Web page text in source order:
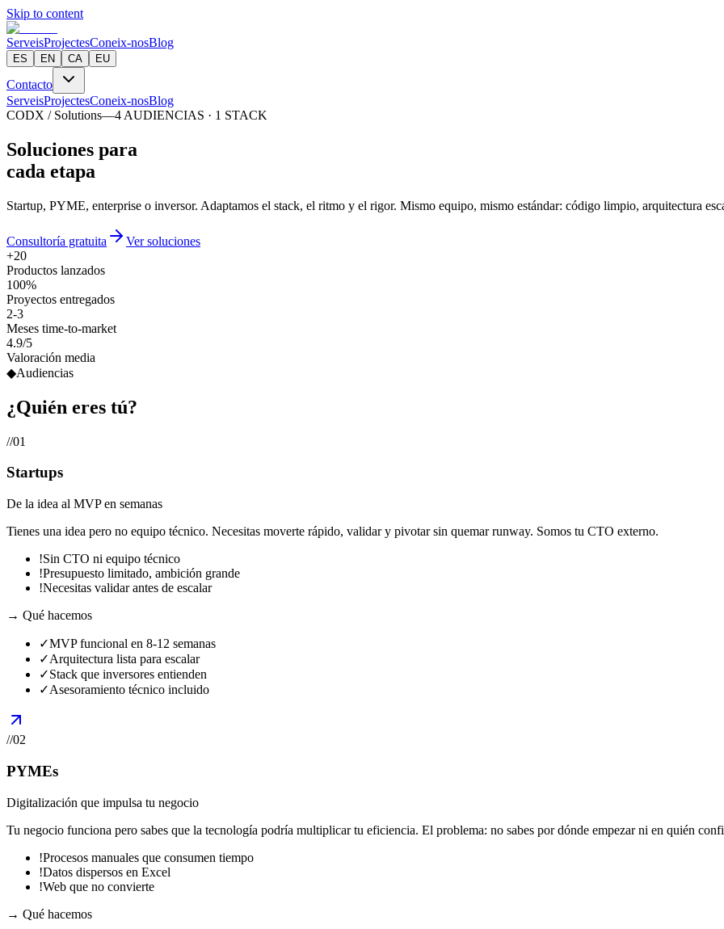
Skip to content
ServeisProjectesConeix-nosBlog
ES EN CA EU
Contacto
ServeisProjectesConeix-nosBlog
CODX / Solutions—4 AUDIENCIAS · 1 STACK
Soluciones para
cada etapa
Startup, PYME, enterprise o inversor. Adaptamos el stack, el ritmo y el rigor. Mismo equipo, mismo estándar: código limpio, arquitectura
Consultoría gratuita
Ver soluciones
+20
Productos lanzados
100%
Proyectos entregados
2-3
Meses time-to-market
4.9/5
Valoración media
◆Audiencias
¿Quién eres tú?
//01
Startups
De la idea al MVP en semanas
Tienes una idea pero no equipo técnico. Necesitas moverte rápido, validar y pivotar sin quemar runway. Somos tu CTO externo.
!Sin CTO ni equipo técnico
!Presupuesto limitado, ambición grande
!Necesitas validar antes de escalar
→ Qué hacemos
✓MVP funcional en 8-12 semanas
✓Arquitectura lista para escalar
✓Stack que inversores entienden
✓Asesoramiento técnico incluido
//02
PYMEs
Digitalización que impulsa tu negocio
Tu negocio funciona pero sabes que la tecnología podría multiplicar tu eficiencia. El problema: no sabes por dónde empezar ni en quién
!Procesos manuales que consumen tiempo
!Datos dispersos en Excel
!Web que no convierte
→ Qué hacemos